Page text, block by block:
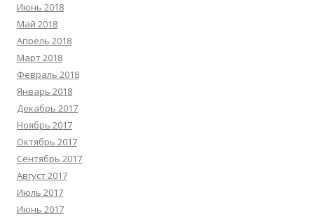
Июнь 2018
Май 2018
Апрель 2018
Март 2018
Февраль 2018
Январь 2018
Декабрь 2017
Ноябрь 2017
Октябрь 2017
Сентябрь 2017
Август 2017
Июль 2017
Июнь 2017